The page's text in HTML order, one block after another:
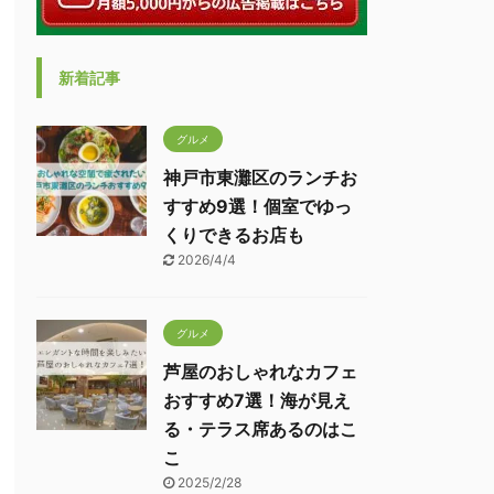
新着記事
グルメ
神戸市東灘区のランチお
すすめ9選！個室でゆっ
くりできるお店も
2026/4/4
グルメ
芦屋のおしゃれなカフェ
おすすめ7選！海が見え
る・テラス席あるのはこ
こ
2025/2/28